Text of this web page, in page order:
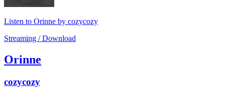
Listen to Orinne by cozycozy
Streaming / Download
Orinne
cozycozy